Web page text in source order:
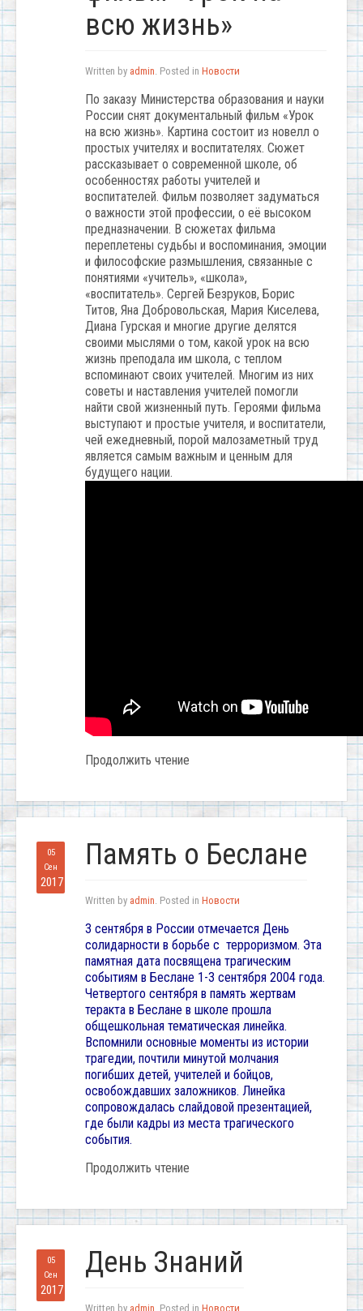
всю жизнь»
Written by admin . Posted in Новости
По заказу Министерства образования и науки
России снят документальный фильм «Урок
на всю жизнь». Картина состоит из новелл о
простых учителях и воспитателях. Сюжет
рассказывает о современной школе, об
особенностях работы учителей и
воспитателей. Фильм позволяет задуматься
о важности этой профессии, о её высоком
предназначении. В сюжетах фильма
переплетены судьбы и воспоминания, эмоции
и философские размышления, связанные с
понятиями «учитель», «школа»,
«воспитатель». Сергей Безруков, Борис
Титов, Яна Добровольская, Мария Киселева,
Диана Гурская и многие другие делятся
своими мыслями о том, какой урок на всю
жизнь преподала им школа, с теплом
вспоминают своих учителей. Многим из них
советы и наставления учителей помогли
найти свой жизненный путь. Героями фильма
выступают и простые учителя, и воспитатели,
чей ежедневный, порой малозаметный труд
является самым важным и ценным для
будущего нации.
Продолжить чтение
05
Сен
2017
Память о Беслане
Written by admin . Posted in Новости
3 сентября в России отмечается День
солидарности в борьбе с терроризмом. Эта
памятная дата посвящена трагическим
событиям в Беслане 1-3 сентября 2004 года.
Четвертого сентября в память жертвам
теракта в Беслане в школе прошла
общешкольная тематическая линейка.
Вспомнили основные моменты из истории
трагедии, почтили минутой молчания
погибших детей, учителей и бойцов,
освобождавших заложников. Линейка
сопровождалась слайдовой презентацией,
где были кадры из места трагического
события.
Продолжить чтение
05
Сен
2017
День Знаний
Written by admin . Posted in Новости